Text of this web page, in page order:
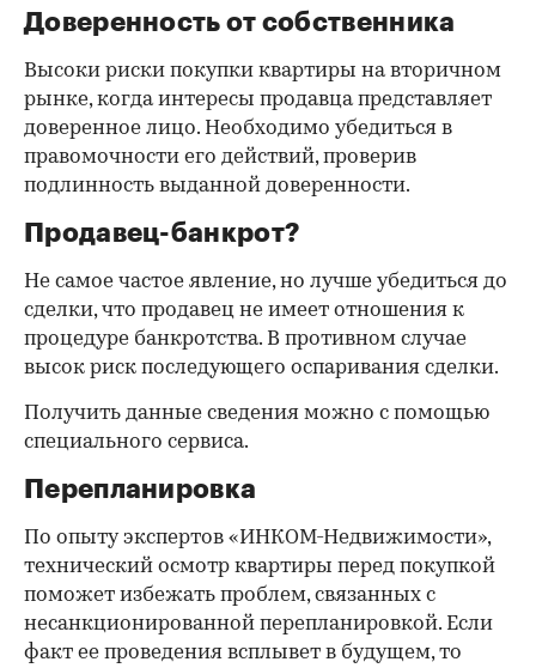
Доверенность от собственника
Высоки риски покупки квартиры на вторичном
рынке, когда интересы продавца представляет
доверенное лицо. Необходимо убедиться в
правомочности его действий, проверив
подлинность выданной доверенности.
Продавец-банкрот?
Не самое частое явление, но лучше убедиться до
сделки, что продавец не имеет отношения к
процедуре банкротства. В противном случае
высок риск последующего оспаривания сделки.
Получить данные сведения можно с помощью
специального сервиса.
Перепланировка
По опыту экспертов «ИНКОМ-Недвижимости»,
технический осмотр квартиры перед покупкой
поможет избежать проблем, связанных с
несанкционированной перепланировкой. Если
факт ее проведения всплывет в будущем, то